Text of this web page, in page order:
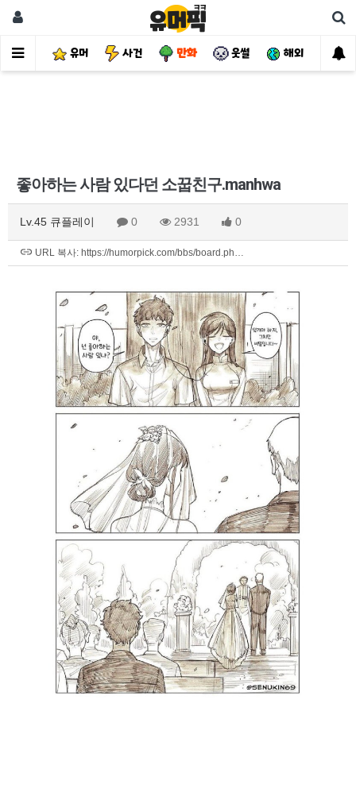
유머 사건 만화 웃썰 해외 핫
좋아하는 사람 있다던 소꿉친구.manhwa
Lv.45 큐플레이 0 2931 0
URL 복사: https://humorpick.com/bbs/board.ph…